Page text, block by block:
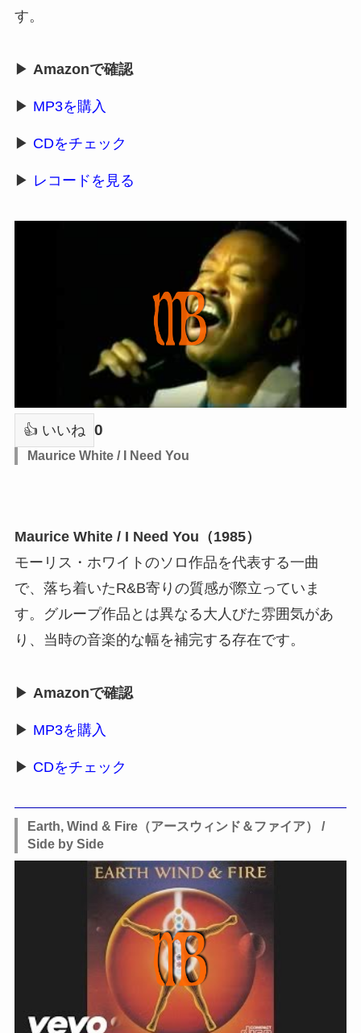
す。
▶ Amazonで確認
▶ MP3を購入
▶ CDをチェック
▶ レコードを見る
👍 いいね 0
Maurice White / I Need You
Maurice White / I Need You（1985）
モーリス・ホワイトのソロ作品を代表する一曲
で、落ち着いたR&B寄りの質感が際立っていま
す。グループ作品とは異なる大人びた雰囲気があ
り、当時の音楽的な幅を補完する存在です。
▶ Amazonで確認
▶ MP3を購入
▶ CDをチェック
Earth, Wind & Fire（アースウィンド＆ファイア） /
Side by Side